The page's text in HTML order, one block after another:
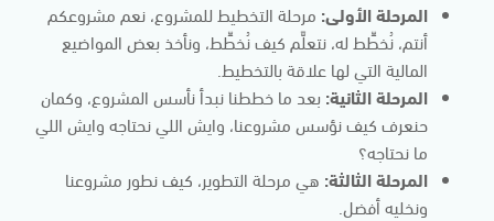
المرحلة الأولى: مرحلة التخطيط للمشروع، نعم مشروعكم
أنتم، نُخطِّط له، نتعلَّم كيف نُخطِّط، ونأخذ بعض المواضيع
المالية التي لها علاقة بالتخطيط.
المرحلة الثانية: بعد ما خططنا نبدأ نأسس المشروع، وكمان
حنعرف كيف نؤسس مشروعنا، وايش اللي نحتاجه وايش اللي
ما نحتاجه؟
المرحلة الثالثة: هي مرحلة التطوير، كيف نطور مشروعنا
ونخليه أفضل.